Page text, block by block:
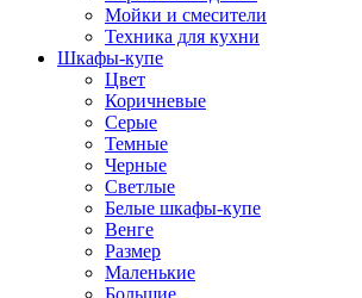
Мойки и смесители
Техника для кухни
Шкафы-купе
Цвет
Коричневые
Серые
Темные
Черные
Светлые
Белые шкафы-купе
Венге
Размер
Маленькие
Большие